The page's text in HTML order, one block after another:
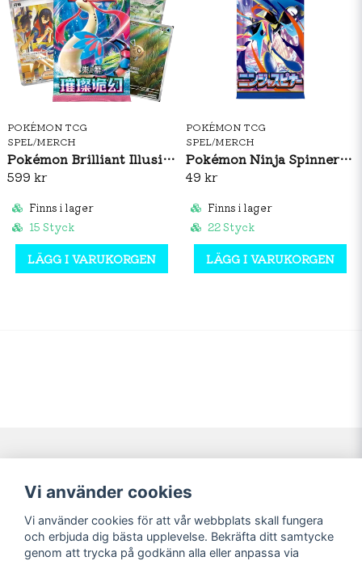
POKÉMON TCG
SPEL/MERCH
Pokémon Brilliant Illusions CSV8C Booster Box Slim (S-CH)
599 kr
Finns i lager
15 Styck
LÄGG I VARUKORGEN
POKÉMON TCG
SPEL/MERCH
Pokémon Ninja Spinner Booster Pack (JP)
49 kr
Finns i lager
22 Styck
LÄGG I VARUKORGEN
Navigering
Nyheter!
Förbeställning
Mitt konto
Logga in
Registrera dig
Glömt lösenord?
Vi använder cookies
Vi använder cookies för att vår webbplats skall fungera
och erbjuda dig bästa upplevelse. Bekräfta ditt samtycke
genom att trycka på godkänn alla eller anpassa via